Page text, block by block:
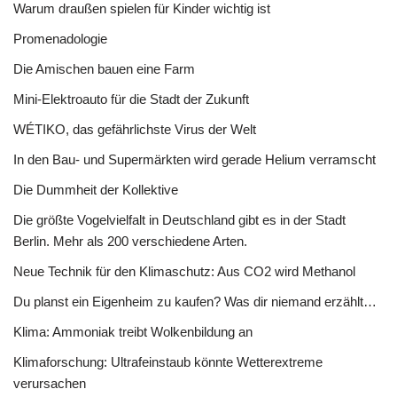
Warum draußen spielen für Kinder wichtig ist
Promenadologie
Die Amischen bauen eine Farm
Mini-Elektroauto für die Stadt der Zukunft
WÉTIKO, das gefährlichste Virus der Welt
In den Bau- und Supermärkten wird gerade Helium verramscht
Die Dummheit der Kollektive
Die größte Vogelvielfalt in Deutschland gibt es in der Stadt
Berlin. Mehr als 200 verschiedene Arten.
Neue Technik für den Klimaschutz: Aus CO2 wird Methanol
Du planst ein Eigenheim zu kaufen? Was dir niemand erzählt…
Klima: Ammoniak treibt Wolkenbildung an
Klimaforschung: Ultrafeinstaub könnte Wetterextreme
verursachen